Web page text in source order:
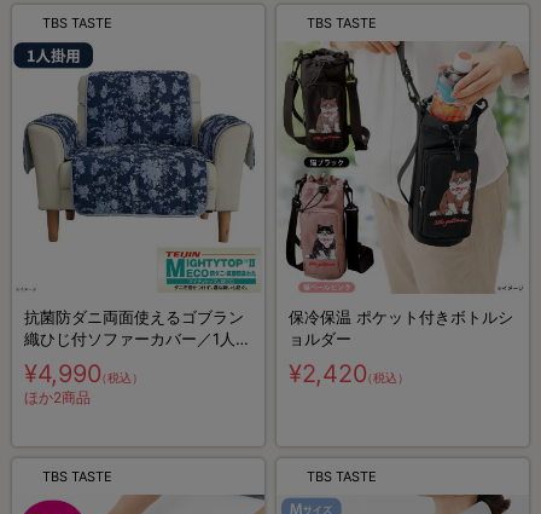
TBS TASTE
抗菌防ダニ両面使えるゴブラン
織ひじ付ソファーカバー／1人掛
用
¥4,990（税込）
ほか2商品
TBS TASTE
保冷保温 ポケット付きボトルシ
ョルダー
¥2,420（税込）
TBS TASTE TBS TASTE